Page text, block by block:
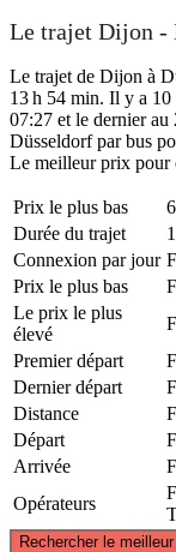
Le trajet Dijon -
Le trajet de Dijon à
13 h 54 min. Il y a 10
07:27 et le dernier
Düsseldorf par bus
Le meilleur prix pour
Prix ​​le plus bas
Durée du trajet
Connexion par jour
Prix ​​le plus bas
Le prix le plus
élevé
Premier départ
Dernier départ
Distance
Départ
Arrivée
Opérateurs
Rechercher le